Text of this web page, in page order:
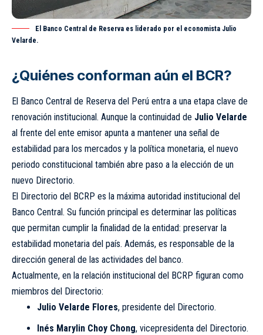
El Banco Central de Reserva es liderado por el economista Julio
Velarde.
¿Quiénes conforman aún el BCR?
El Banco Central de Reserva del Perú entra a una etapa clave de
renovación institucional. Aunque la continuidad de Julio Velarde
al frente del ente emisor apunta a mantener una señal de
estabilidad para los mercados y la política monetaria, el nuevo
periodo constitucional también abre paso a la elección de un
nuevo Directorio.
El Directorio del BCRP es la máxima autoridad institucional del
Banco Central. Su función principal es determinar las políticas
que permitan cumplir la finalidad de la entidad: preservar la
estabilidad monetaria del país. Además, es responsable de la
dirección general de las actividades del banco.
Actualmente, en la relación institucional del BCRP figuran como
miembros del Directorio:
Julio Velarde Flores, presidente del Directorio.
Inés Marylin Choy Chong, vicepresidenta del Directorio.